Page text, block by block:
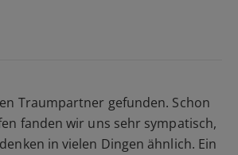
Traumpartner gefunden. Schon
fanden wir uns sehr sympatisch,
in vielen Dingen ähnlich. Ein